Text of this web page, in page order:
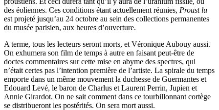
des éoliennes. Ces conditions étant actuellement réunies, Proust lu
est projeté jusqu’au 24 octobre au sein des collections permanentes
du musée parisien, aux heures d’ouverture.
A terme, tous les lecteurs seront morts, et Véronique Aubouy aussi.
On exhumera son film de temps à autre en faisant peut-être de
doctes commentaires sur cette mise en abyme des spectres, qui
n’était certes pas l’intention première de l’artiste. La spirale du temps
emporte dans un même mouvement la duchesse de Guermantes et
Edouard Levé, le baron de Charlus et Laurent Perrin, Jupien et
Annie Girardot. On ne sait comment dans ce tourbillonnant cortège
se distribueront les postérités. On sera mort aussi.